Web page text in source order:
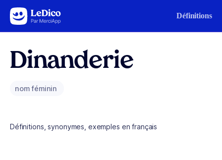
Aller au contenu Définitions
Dinanderie
nom féminin
Définitions, synonymes, exemples en français